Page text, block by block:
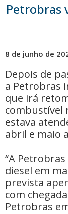
Petrobras
8 de junho de
Depois de
a Petrobras
que irá
combustível
estava
abril e maio
“A
diesel em
prevista
com
Petrobras